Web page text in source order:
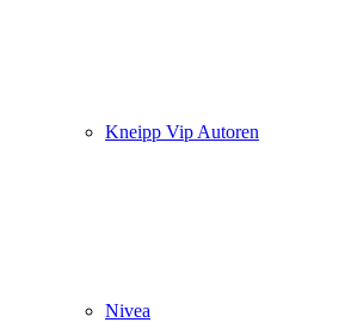
Kneipp Vip Autoren
Nivea